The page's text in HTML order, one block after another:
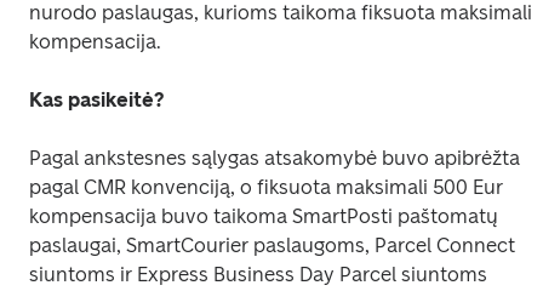
nurodo paslaugas, kurioms taikoma fiksuota maksimali
kompensacija.
Kas pasikeitė?
Pagal ankstesnes sąlygas atsakomybė buvo apibrėžta
pagal CMR konvenciją, o fiksuota maksimali 500 Eur
kompensacija buvo taikoma SmartPosti paštomatų
paslaugai, SmartCourier paslaugoms, Parcel Connect
siuntoms ir Express Business Day Parcel siuntoms